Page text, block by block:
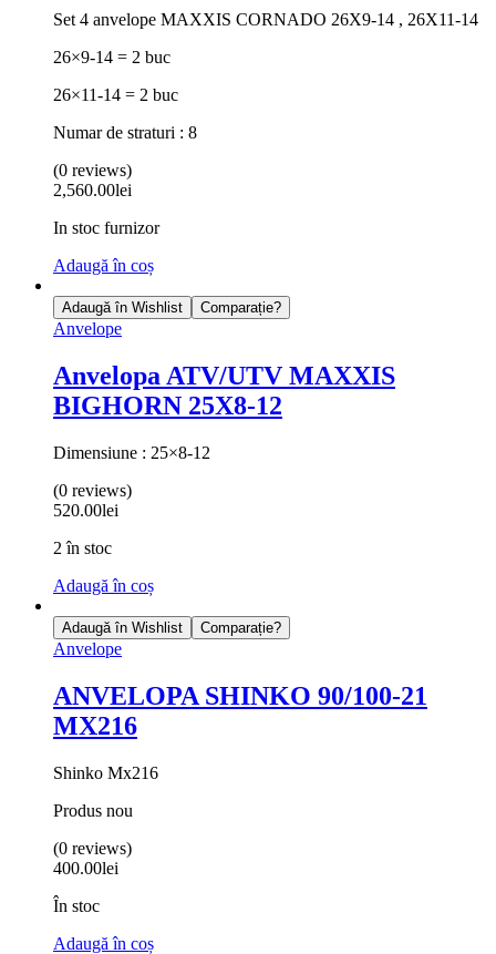
Set 4 anvelope MAXXIS CORNADO 26X9-14 , 26X11-14
26×9-14 = 2 buc
26×11-14 = 2 buc
Numar de straturi : 8
(0 reviews)
2,560.00lei
In stoc furnizor
Adaugă în coș
Adaugă în Wishlist Comparație?
Anvelope
Anvelopa ATV/UTV MAXXIS
BIGHORN 25X8-12
Dimensiune : 25×8-12
(0 reviews)
520.00lei
2 în stoc
Adaugă în coș
Adaugă în Wishlist Comparație?
Anvelope
ANVELOPA SHINKO 90/100-21
MX216
Shinko Mx216
Produs nou
(0 reviews)
400.00lei
În stoc
Adaugă în coș